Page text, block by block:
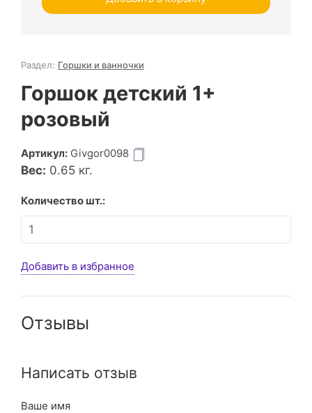
Раздел: Горшки и ванночки
Горшок детский 1+
розовый
Артикул: Givgor0098
Вес: 0.65 кг.
Количество шт.:
Добавить в избранное
Отзывы
Написать отзыв
Ваше имя